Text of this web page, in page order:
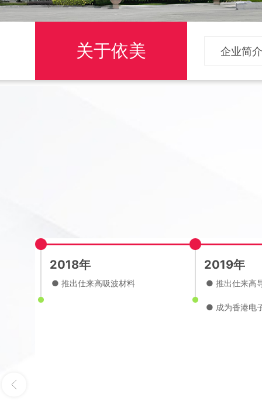
企业简介
关于依美
2018年
● 推出仕来高吸波材料
2019年
● 推出仕来高
● 成为香港电